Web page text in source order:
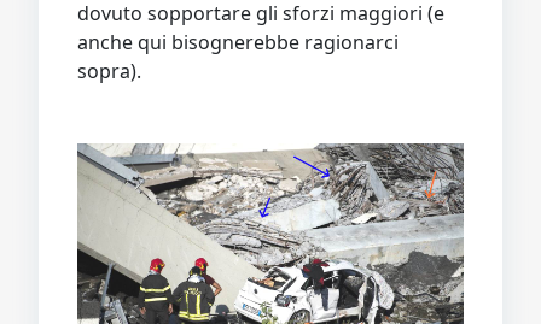
dovuto sopportare gli sforzi maggiori (e
anche qui bisognerebbe ragionarci
sopra).